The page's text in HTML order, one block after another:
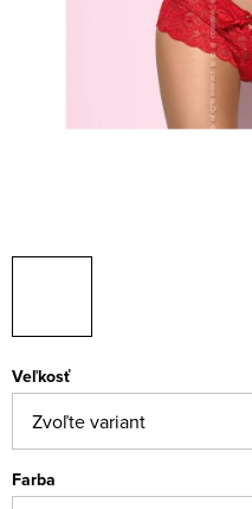
Veľkosť
Farba